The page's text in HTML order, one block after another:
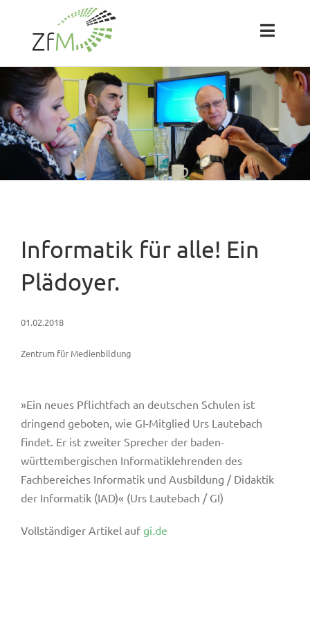
springen
Toggle
Das ZfM
Team
Projekte
Informatik für alle! Ein
Plädoyer.
01.02.2018
Zentrum für Medienbildung
»Ein neues Pflichtfach an deutschen Schulen ist
dringend geboten, wie GI-Mitglied Urs Lautebach
findet. Er ist zweiter Sprecher der baden-
württembergischen Informatiklehrenden des
Fachbereiches Informatik und Ausbildung / Didaktik
der Informatik (IAD)« (Urs Lautebach / GI)
Vollständiger Artikel auf gi.de